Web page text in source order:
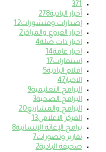
371
أخبار البادية278
إصدارات ومنشورات12
اخبار الفروع والمراكز2
اخبار ذات صلة4
اخبار عامة14
استمارات17
اقلام البادية5
الاخبار47
البرامج التعليمية9
البرامج الصحية3
البرامج والمشاريع20
المركز الاعلامي13
برامج الإغاثة الإنسانية8
تقارير وتصورات7
صحيفة البادية2